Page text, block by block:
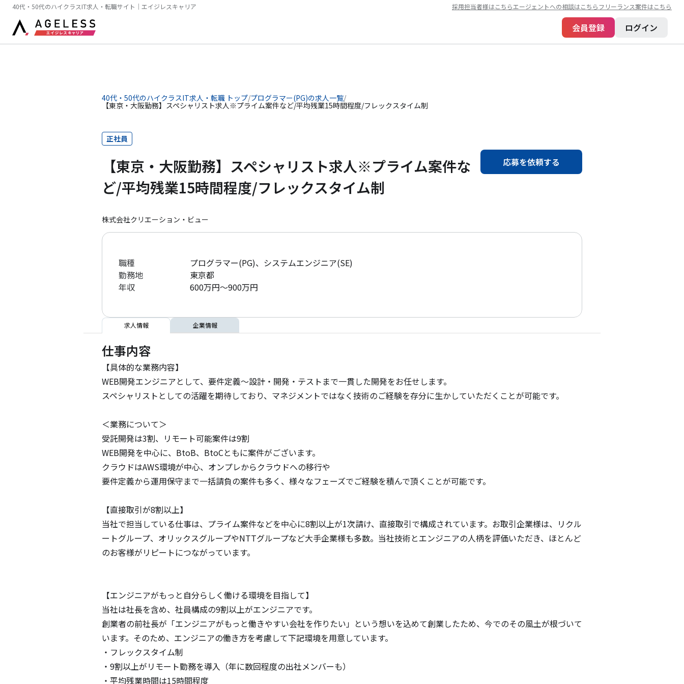
40代・50代のハイクラスIT求人・転職サイト｜エイジレスキャリア 採用担当者様はこちらエージェントへの相談はこちらフリーランス案件はこちら
会員登録 ログイン
40代・50代のハイクラスIT求人・転職 トップ/プログラマー(PG)の求人一覧/
【東京・大阪勤務】スペシャリスト求人※プライム案件など/平均残業15時間程度/フレックスタイム制
正社員
【東京・大阪勤務】スペシャリスト求人※プライム案件な
ど/平均残業15時間程度/フレックスタイム制
応募を依頼する
株式会社クリエーション・ビュー
職種
プログラマー(PG)、システムエンジニア(SE)
勤務地
東京都
年収
600万円～900万円
求人情報 企業情報
仕事内容
【具体的な業務内容】
WEB開発エンジニアとして、要件定義～設計・開発・テストまで一貫した開発をお任せします。
スペシャリストとしての活躍を期待しており、マネジメントではなく技術のご経験を存分に生かしていただくことが可能です。
＜業務について＞
受託開発は3割、リモート可能案件は9割
WEB開発を中心に、BtoB、BtoCともに案件がございます。
クラウドはAWS環境が中心、オンプレからクラウドへの移行や
要件定義から運用保守まで一括請負の案件も多く、様々なフェーズでご経験を積んで頂くことが可能です。
【直接取引が8割以上】
当社で担当している仕事は、プライム案件などを中心に8割以上が1次請け、直接取引で構成されています。お取引企業様は、リクル
ートグループ、オリックスグループやNTTグループなど大手企業様も多数。当社技術とエンジニアの人柄を評価いただき、ほとんど
のお客様がリピートにつながっています。
【エンジニアがもっと自分らしく働ける環境を目指して】
当社は社長を含め、社員構成の9割以上がエンジニアです。
創業者の前社長が「エンジニアがもっと働きやすい会社を作りたい」という想いを込めて創業したため、今でのその風土が根づいて
います。そのため、エンジニアの働き方を考慮して下記環境を用意しています。
・フレックスタイム制
・9割以上がリモート勤務を導入（年に数回程度の出社メンバーも）
・平均残業時間は15時間程度